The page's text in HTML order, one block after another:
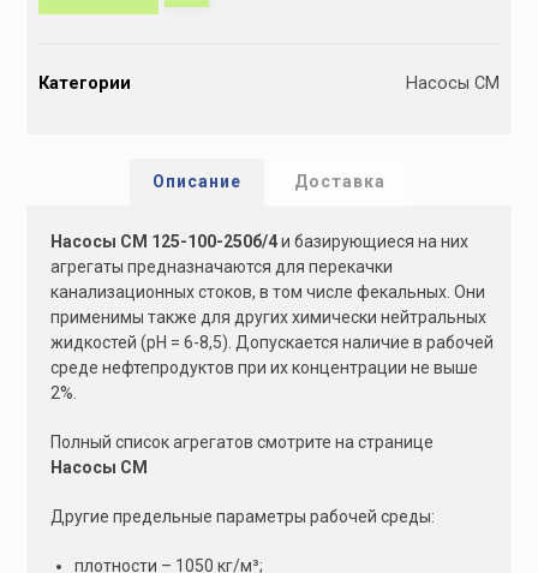
tКатегории Насосы СМ
Описание Доставка
Насосы СМ 125-100-250б/4и базирующиеся на них
агрегаты предназначаются для перекачки
канализационных стоков, в том числе фекальных. Они
применимы также для других химически нейтральных
жидкостей (рН = 6-8,5). Допускается наличие в рабочей
среде нефтепродуктов при их концентрации не выше
2%.
Полный список агрегатов смотрите на странице
Насосы СМ
Другие предельные параметры рабочей среды:
плотности – 1050 кг/м³;